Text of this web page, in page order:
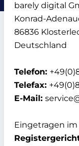
barely digital
Konrad-
86836
Deutschland
Telefon:
Telefax:
E-Mail:
Eingetragen